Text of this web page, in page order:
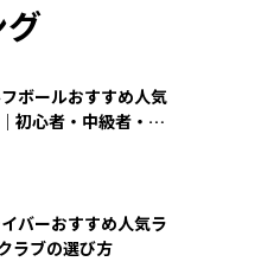
ボールおすすめ人気
初心者・中級者・上
バーおすすめ人気ラ
ラブの選び方